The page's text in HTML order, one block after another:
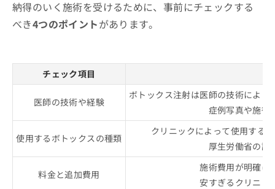
納得のいく施術を受けるために、事前にチェックする
べき4つのポイントがあります。
チェック項目
医師の技術や経験
ボトックス注射は医師の技術によ
症例写真や施術
使用するボトックスの種類
クリニックによって使用する
厚生労働省の認
料金と追加費用
施術費用が明確に
安すぎるクリニッ